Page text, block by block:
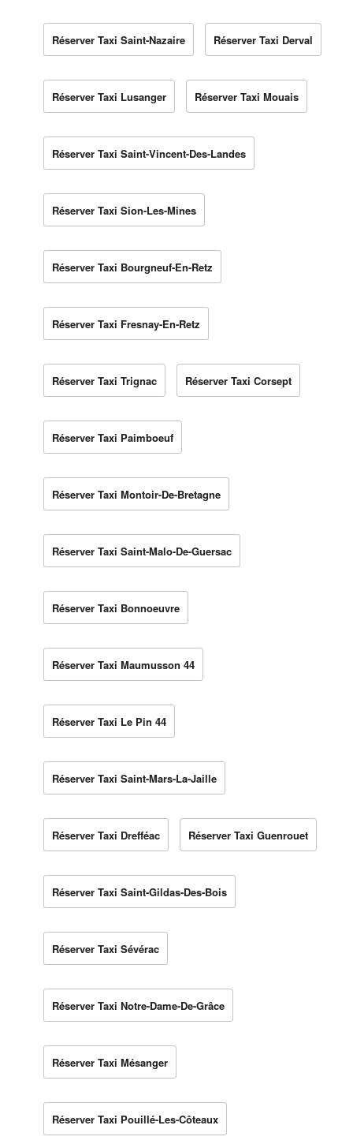
Réserver Taxi Saint-Nazaire Réserver Taxi Derval
Réserver Taxi Lusanger Réserver Taxi Mouais
Réserver Taxi Saint-Vincent-Des-Landes
Réserver Taxi Sion-Les-Mines
Réserver Taxi Bourgneuf-En-Retz
Réserver Taxi Fresnay-En-Retz
Réserver Taxi Trignac Réserver Taxi Corsept
Réserver Taxi Paimboeuf
Réserver Taxi Montoir-De-Bretagne
Réserver Taxi Saint-Malo-De-Guersac
Réserver Taxi Bonnoeuvre
Réserver Taxi Maumusson 44
Réserver Taxi Le Pin 44
Réserver Taxi Saint-Mars-La-Jaille
Réserver Taxi Drefféac Réserver Taxi Guenrouet
Réserver Taxi Saint-Gildas-Des-Bois
Réserver Taxi Sévérac
Réserver Taxi Notre-Dame-De-Grâce
Réserver Taxi Mésanger
Réserver Taxi Pouillé-Les-Côteaux